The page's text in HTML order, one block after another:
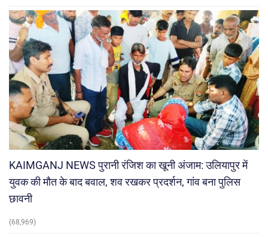
KAIMGANJ NEWS पुरानी रंजिश का खूनी अंजाम: उलियापुर में
युवक की मौत के बाद बवाल, शव रखकर प्रदर्शन, गांव बना पुलिस
छावनी
(68,969)